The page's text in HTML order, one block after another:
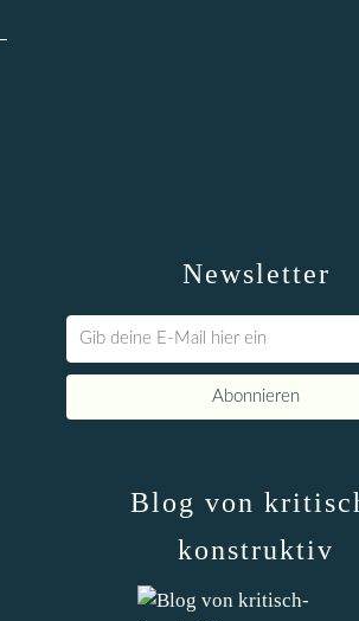
Newsletter
Blog von
konstruktiv